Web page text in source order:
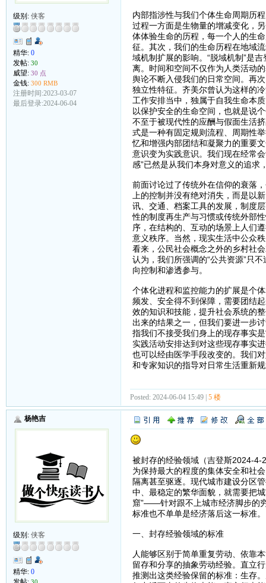
级别: 侠客
精华: 0
发帖: 30
威望: 30 点
金钱: 300 RMB
注册时间:2023-03-07
最后登录:2024-06-04
内部指涉性与我们个体生命周期历
过程一方面是生物量的增减变化，
体体验生命的历程，每一个人的生
征。其次，我们的生命历程在地域
域机制扩展的影响。“脱域机制”是
离。时间和空间不仅作为人类活动
舆论不断入侵我们的日常空间。再
独立性特征。齐美尔曾认为这样的
工作安排当中，独属于自我生命本
以保护安全的生命空间，也就是说
不至于被现代性的应酬与假面生活
式是一种有固定规则流程、周期性
忆和增强内部团结和凝聚力的重要
意识变为实践意识。我们现在经常
感”已然是从我们本身对意义的追求
前面讨论过了传统外在信仰的衰落
上的控制并没有绝对消失，而是以
讯、交通、档案工具的发展，制度
性的制度再生产与习惯或传统外部
序，在结构的、互动的场景上人们
意义秩序。当然，现实生活中公众
看来，公民社会概念之外的乡村社
认为，我们所强调的“公共资源”只
向控制和渗透参与。
个体化进程和监控能力的扩展是个
频发、安全得不到保障，需要团结
效的知识和技能，提升社会系统的
出来的结果之一，但我们要进一步
指我们不接受我们身上的现存事实
实践活动安排达到对这些现存事实
也可以经由医学手段改变的。我们
和专家知识的指导对日常生活重新
Posted: 2024-06-04 15:49 | 5 楼
杨艳吉
级别: 侠客
精华: 0
被封存的经验领域（吉登斯2024-4-
为保持最大的程度的集体安全和社
隔离甚至驱逐。现代城市建设分区
中、最稳定的繁华面貌，就需要把
窟”——针对跟不上城市经济脚步的
标准也不单单是经济落后这一标准。
一、封存经验领域的标准
人能够区别于简单重复劳动、依靠
留存和分享的抽象劳动经验。直立
推测出这类经验保留的标准：生存